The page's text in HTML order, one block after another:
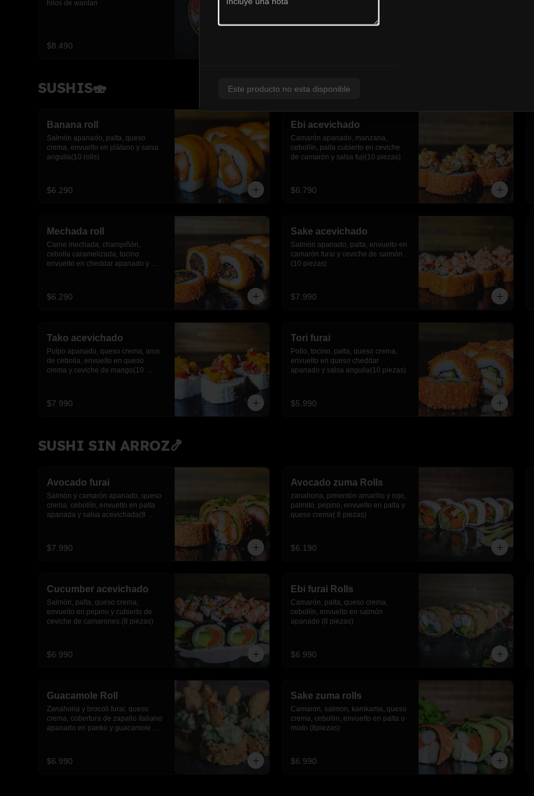
hilos de wantan
$8.490
SUSHIS🍣
Banana roll
Salmón apanado, palta, queso
crema, envuelto en plátano y salsa
anguila(10 rolls)
$6.290
Ebi acevichado
Camarón apanado, manzana,
cebollín, palta cubierto en ceviche
de camarón y salsa fuji(10 piezas)
$6.790
Mechada roll
Carne mechada, champiñón,
cebolla caramelizada, tocino
envuelto en cheddar apanado y
$6.290
Sake acevichado
Salmón apanado, palta, envuelto en
camarón furai y ceviche de salmón.
(10 piezas)
$7.990
Tako acevichado
Pulpo apanado, queso crema, aros
de cebolla, envuelto en queso
crema y ceviche de mango(10
$7.990
Tori furai
Pollo, tocino, palta, queso crema,
envuelto en queso cheddar
apanado y salsa anguila(10 piezas)
$5.990
SUSHI SIN ARROZ🍤
Avocado furai
Salmón y camarón apanado, queso
crema, cebollín, envuelto en palta
apanada y salsa acevichada(8
$7.990
Avocado zuma Rolls
zanahoria, pimentón amarillo y rojo,
palmito, pepino, envuelto en palta y
queso crema( 8 piezas)
$6.190
Cucumber acevichado
Salmón, palta, queso crema,
envuelto en pepino y cubierto de
ceviche de camarones.(8 piezas)
$6.990
Ebi furai Rolls
Camarón, palta, queso crema,
cebollín, envuelto en salmón
apanado (8 piezas)
$6.990
Guacamole Roll
Zanahoria y brocoli furai, queso
crema, cobertura de zapallo italiano
apanado en panko y guacamole
$6.990
Sake zuma rolls
Camaron, salmon, kanikama, queso
crema, cebollin, envuelto en palta o
mixto (8piezas)
$6.990
Este producto no esta disponible